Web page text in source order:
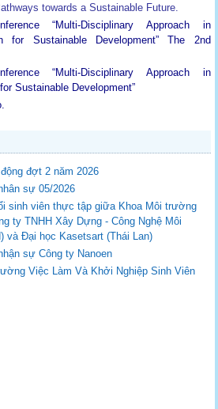
towards a Sustainable Future.
“Multi-Disciplinary Approach in
for Sustainable Development”The 2nd
“Multi-Disciplinary Approach in
Sustainable Development”
đợt 2 năm 2026
sự 05/2026
sinh viên thực tập giữa Khoa Môi trường
ty TNHH Xây Dựng - Công Nghệ Môi
và Đại học Kasetsart (Thái Lan)
sự Công ty Nanoen
Việc Làm Và Khởi Nghiệp Sinh Viên